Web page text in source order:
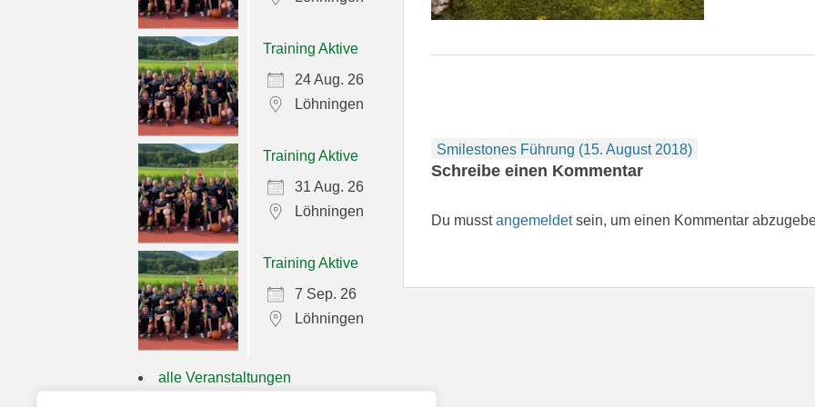
Beitragsnavigation
Smilestones Führung (15. August 2018)
Schreibe einen Kommentar
Du musstangemeldetsein, um einen Kommentar
Training Aktive
24 Aug. 26
Löhningen
Training Aktive
31 Aug. 26
Löhningen
Training Aktive
7 Sep. 26
Löhningen
alle Veranstaltungen